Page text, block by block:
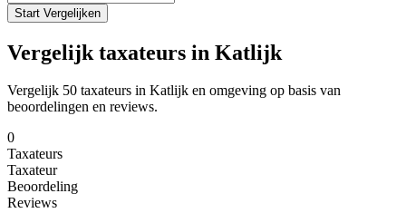
Start Vergelijken
Vergelijk taxateurs in Katlijk
Vergelijk 50 taxateurs in Katlijk en omgeving op basis van
beoordelingen en reviews.
0
Taxateurs
Taxateur
Beoordeling
Reviews